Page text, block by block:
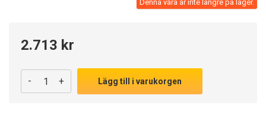
Denna vara är inte längre på lager.
2.713 kr
- + Lägg till i varukorgen